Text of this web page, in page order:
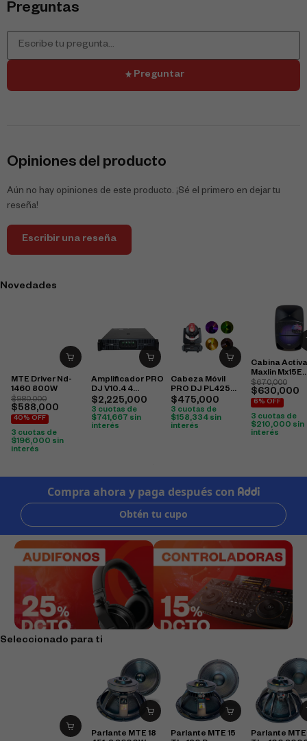
Preguntas
Preguntar
Opiniones del producto
Aún no hay opiniones de este producto. ¡Sé el primero en dejar tu
reseña!
Escribir una reseña
Novedades
MTE Driver Nd-
1460 800W
$980,000
$588,000
40% OFF
3 cuotas de
$196,000 sin
interés
Amplificador PRO
DJ V10.4 4
Canales 1500 W a
4 Ω / 3000 W
Bridge
$2,225,000
3 cuotas de
$741,667 sin
interés
Cabeza Móvil
PRO DJ PL425
Laser
$475,000
3 cuotas de
$158,334 sin
interés
Cabina Activa
Maxlin Mx15E
960W
$670,000
$630,000
6% OFF
3 cuotas de
$210,000 sin
interés
Seleccionado para ti
Parlante MTE 18
Parlante MTE 15
Parlante MTE